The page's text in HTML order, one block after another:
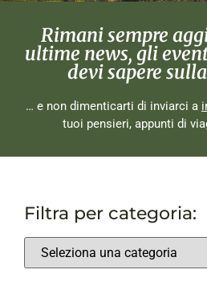
Rimani sempre
ultime news, gli
devi sapere
… e non dimenticarti di inviarci a
tuoi pensieri, appunti di
Filtra per categoria: